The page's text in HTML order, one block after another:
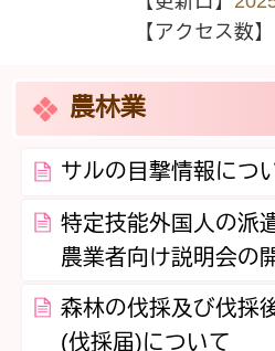
【アクセス数】
農林業
サルの目撃情報につ
特定技能外国人の派
農業者向け説明会の
森林の伐採及び伐採
(伐採届)について